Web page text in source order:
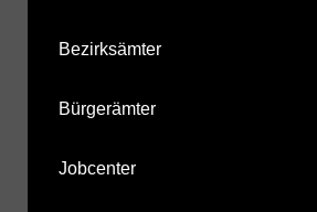
Bezirksämter
Bürgerämter
Jobcenter